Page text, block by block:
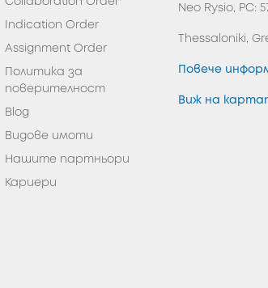
Indication Order
Assignment Order
Политика за
поверителност
Blog
Видове имоти
Нашите партньори
Кариери
Neo Rysio, PC:
Thessaloniki,
Повече
Виж на